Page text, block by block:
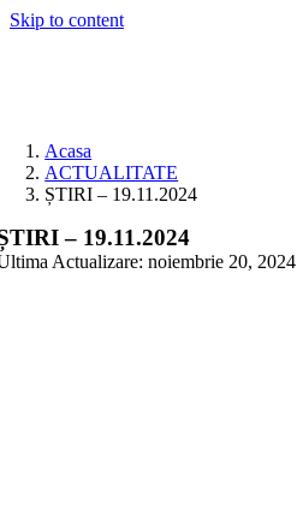
Skip to content
Acasa
ACTUALITATE
ȘTIRI – 19.11.2024
– 19.11.2024
Actualizare: noiembrie 20, 2024